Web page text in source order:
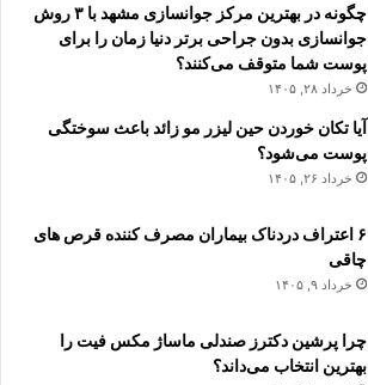
چگونه در بهترین مرکز جوانسازی مشهد با ۳ روش
جوانسازی بدون جراحی برتر دنیا زمان را برای
پوست شما متوقف می‌کنند؟
خرداد ۲۸, ۱۴۰۵
آیا تکان خوردن حین لیزر مو زائد باعث سوختگی
پوست می‌شود؟
خرداد ۲۶, ۱۴۰۵
۶ اعتراف دردناک بیماران مصرف کننده قرص های
چاقی
خرداد ۹, ۱۴۰۵
چرا پرشین دکترز صندلی ماساژ مکس فیت را
بهترین انتخاب می‌داند؟